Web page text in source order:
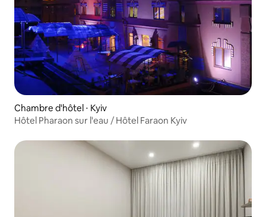
Chambre d'hôtel ⋅ Kyiv
Hôtel Pharaon sur l'eau / Hôtel Faraon Kyiv